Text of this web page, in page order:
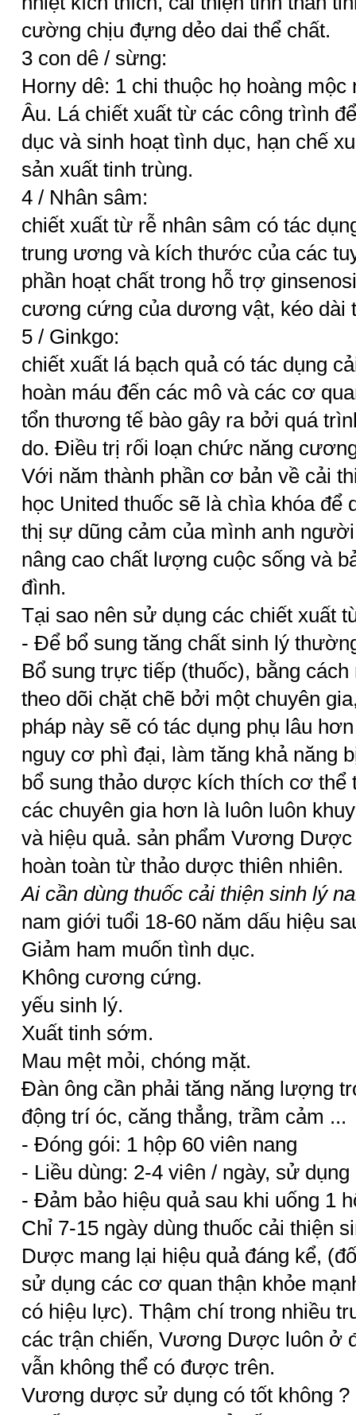
cường chịu đựng dẻo dai thể chất.
3 con dê / sừng:
Horny dê: 1 chi thuộc họ hoàng
Âu. Lá chiết xuất từ ​​các công trình
dục và sinh hoạt tình dục, hạn chế
sản xuất tinh trùng.
4 / Nhân sâm:
chiết xuất từ ​​rễ nhân sâm có tác
trung ương và kích thước của các
phần hoạt chất trong hỗ trợ
cương cứng của dương vật, kéo dài
5 / Ginkgo:
chiết xuất lá bạch quả có tác dụng
hoàn máu đến các mô và các cơ
tổn thương tế bào gây ra bởi quá
do. Điều trị rối loạn chức năng
Với năm thành phần cơ bản về cải
học United thuốc sẽ là chìa khóa để
thị sự dũng cảm của mình anh
nâng cao chất lượng cuộc sống và
đình.
Tại sao nên sử dụng các chiết xuất
- Để bổ sung tăng chất sinh lý
Bổ sung trực tiếp (thuốc), bằng
theo dõi chặt chẽ bởi một chuyên
pháp này sẽ có tác dụng phụ lâu
nguy cơ phì đại, làm tăng khả năng
bổ sung thảo dược kích thích cơ thể
các chuyên gia hơn là luôn luôn
và hiệu quả. sản phẩm Vương
hoàn toàn từ thảo dược thiên nhiên.
Ai cần dùng thuốc cải thiện sinh lý
nam giới tuổi 18-60 năm dấu hiệu
Giảm ham muốn tình dục.
Không cương cứng.
yếu sinh lý.
Xuất tinh sớm.
Mau mệt mỏi, chóng mặt.
Đàn ông cần phải tăng năng lượng
động trí óc, căng thẳng, trầm cảm ...
- Đóng gói: 1 hộp 60 viên nang
- Liều dùng: 2-4 viên / ngày, sử
- Đảm bảo hiệu quả sau khi uống 1
Chỉ 7-15 ngày dùng thuốc cải thiện
Dược mang lại hiệu quả đáng kể,
sử dụng các cơ quan thận khỏe
có hiệu lực). Thậm chí trong nhiều
các trận chiến, Vương Dược luôn ở
vẫn không thể có được trên.
Vương dược sử dụng có tốt không ?